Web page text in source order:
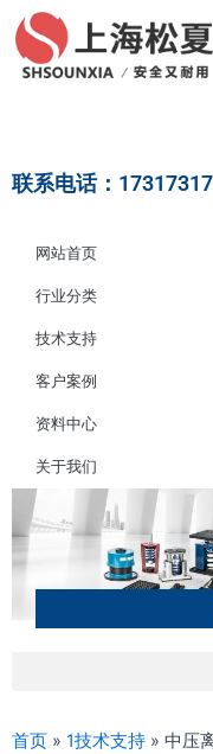
至
联系电话：
网站首页
行业分类
技术支持
客户案例
资料中心
关于我们
首页 » 1技术支持 » 中压